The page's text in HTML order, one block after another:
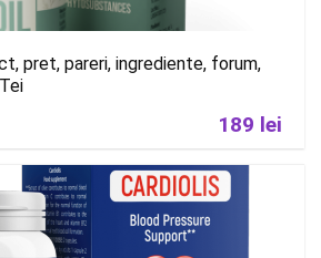
pret, pareri, ingrediente, forum,
189 lei